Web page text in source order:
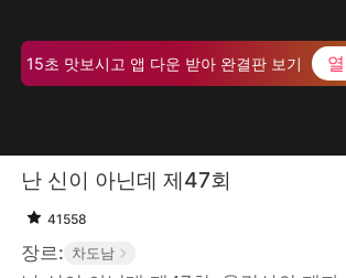
15초 맛보시고 앱 다운 받아 완결판 보기 열
난 신이 아닌데 제47회
41558
장르: 차도남